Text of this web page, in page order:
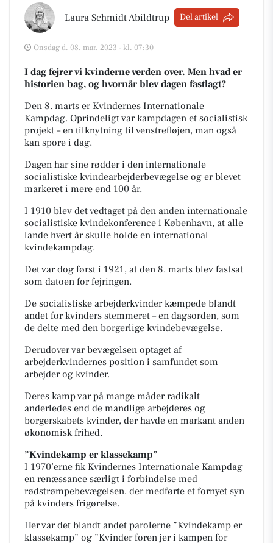
Laura Schmidt Abildtrup Del artikel
Onsdag d. 08. mar. 2023 - kl. 07:30
I dag fejrer vi kvinderne verden over. Men hvad er
historien bag, og hvornår blev dagen fastlagt?
Den 8. marts er Kvindernes Internationale
Kampdag. Oprindeligt var kampdagen et socialistisk
projekt – en tilknytning til venstrefløjen, man også
kan spore i dag.
Dagen har sine rødder i den internationale
socialistiske kvindearbejderbevægelse og er blevet
markeret i mere end 100 år.
I 1910 blev det vedtaget på den anden internationale
socialistiske kvindekonference i København, at alle
lande hvert år skulle holde en international
kvindekampdag.
Det var dog først i 1921, at den 8. marts blev fastsat
som datoen for fejringen.
De socialistiske arbejderkvinder kæmpede blandt
andet for kvinders stemmeret – en dagsorden, som
de delte med den borgerlige kvindebevægelse.
Derudover var bevægelsen optaget af
arbejderkvindernes position i samfundet som
arbejderog kvinder.
Deres kamp var på mange måder radikalt
anderledes end de mandlige arbejderes og
borgerskabets kvinder, der havde en markant anden
økonomisk frihed.
”Kvindekamp er klassekamp”
I 1970’erne fik Kvindernes Internationale Kampdag
en renæssance særligt i forbindelse med
rødstrømpebevægelsen, der medførte et fornyet syn
på kvinders frigørelse.
Her var det blandt andet parolerne ”Kvindekamp er
klassekamp” og ”Kvinder foren jer i kampen for